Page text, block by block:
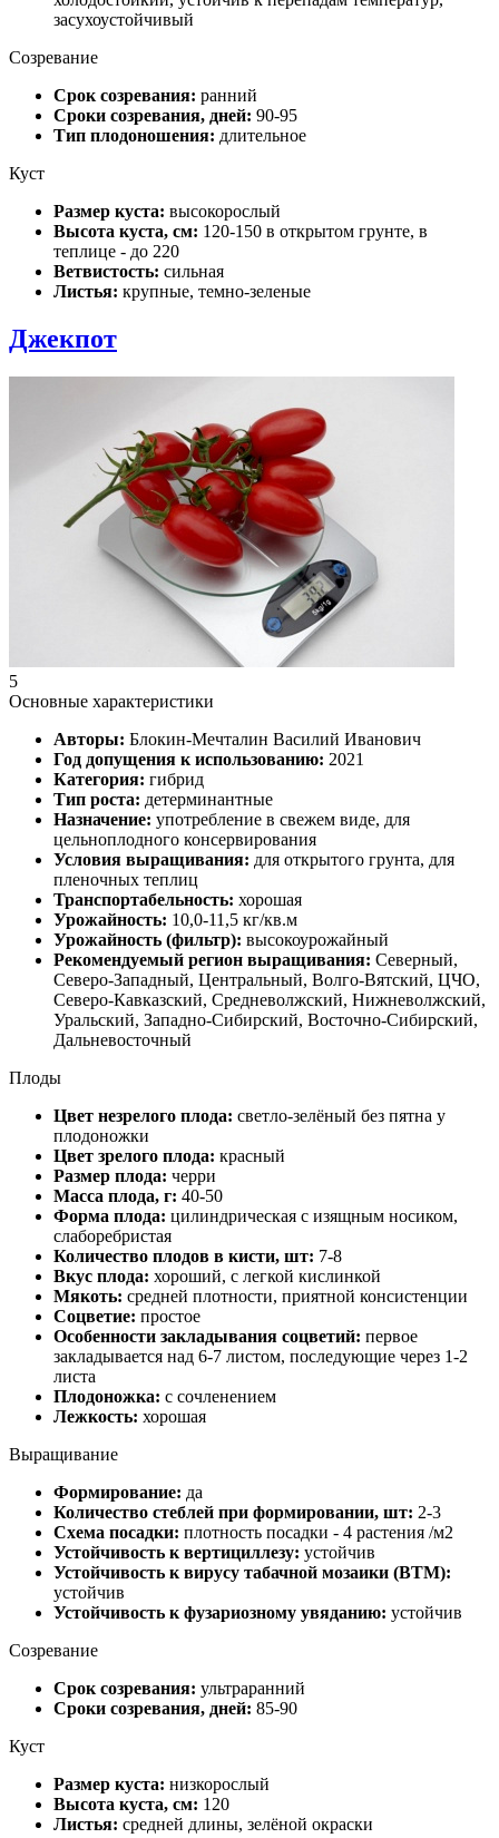
засухоустойчивый
Созревание
Срок созревания: ранний
Сроки созревания, дней: 90-95
Тип плодоношения: длительное
Куст
Размер куста: высокорослый
Высота куста, см: 120-150 в открытом грунте, в
теплице - до 220
Ветвистость: сильная
Листья: крупные, темно-зеленые
Джекпот
5
Основные характеристики
Авторы: Блокин-Мечталин Василий Иванович
Год допущения к использованию: 2021
Категория: гибрид
Тип роста: детерминантные
Назначение: употребление в свежем виде, для
цельноплодного консервирования
Условия выращивания: для открытого грунта, для
пленочных теплиц
Транспортабельность: хорошая
Урожайность: 10,0-11,5 кг/кв.м
Урожайность (фильтр): высокоурожайный
Рекомендуемый регион выращивания: Северный,
Северо-Западный, Центральный, Волго-Вятский, ЦЧО,
Северо-Кавказский, Средневолжский, Нижневолжский,
Уральский, Западно-Сибирский, Восточно-Сибирский,
Дальневосточный
Плоды
Цвет незрелого плода: светло-зелёный без пятна у
плодоножки
Цвет зрелого плода: красный
Размер плода: черри
Масса плода, г: 40-50
Форма плода: цилиндрическая с изящным носиком,
слаборебристая
Количество плодов в кисти, шт: 7-8
Вкус плода: хороший, с легкой кислинкой
Мякоть: средней плотности, приятной консистенции
Соцветие: простое
Особенности закладывания соцветий: первое
закладывается над 6-7 листом, последующие через 1-2
листа
Плодоножка: с сочленением
Лежкость: хорошая
Выращивание
Формирование: да
Количество стеблей при формировании, шт: 2-3
Схема посадки: плотность посадки - 4 растения /м2
Устойчивость к вертициллезу: устойчив
Устойчивость к вирусу табачной мозаики (ВТМ):
устойчив
Устойчивость к фузариозному увяданию: устойчив
Созревание
Срок созревания: ультраранний
Сроки созревания, дней: 85-90
Куст
Размер куста: низкорослый
Высота куста, см: 120
Листья: средней длины, зелёной окраски